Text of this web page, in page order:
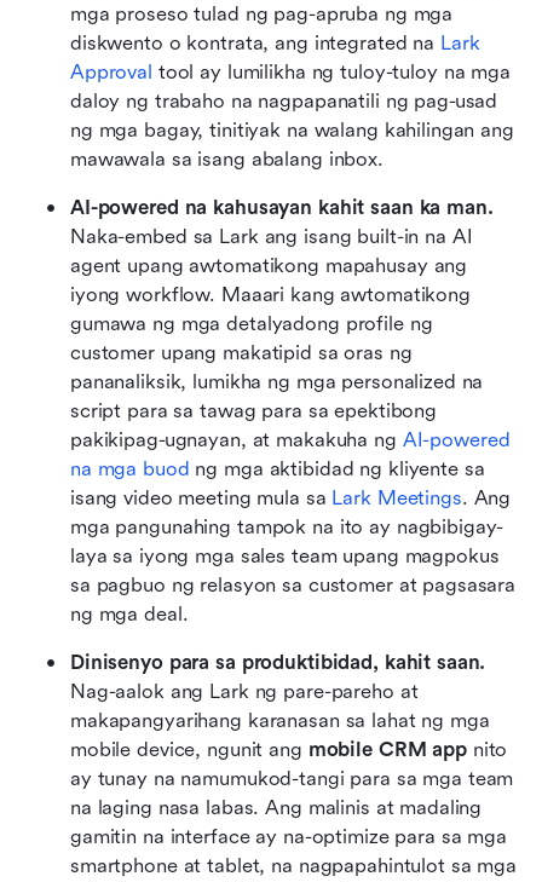
mga proseso tulad ng pag-apruba ng mga
diskwento o kontrata, ang integrated na Lark
Approval tool ay lumilikha ng tuloy-tuloy na mga
daloy ng trabaho na nagpapanatili ng pag-usad
ng mga bagay, tinitiyak na walang kahilingan ang
mawawala sa isang abalang inbox.
AI-powered na kahusayan kahit saan ka man.
Naka-embed sa Lark ang isang built-in na AI
agent upang awtomatikong mapahusay ang
iyong workflow. Maaari kang awtomatikong
gumawa ng mga detalyadong profile ng
customer upang makatipid sa oras ng
pananaliksik, lumikha ng mga personalized na
script para sa tawag para sa epektibong
pakikipag-ugnayan, at makakuha ng AI-powered
na mga buod ng mga aktibidad ng kliyente sa
isang video meeting mula sa Lark Meetings. Ang
mga pangunahing tampok na ito ay nagbibigay-
laya sa iyong mga sales team upang magpokus
sa pagbuo ng relasyon sa customer at pagsasara
ng mga deal.
Dinisenyo para sa produktibidad, kahit saan.
Nag-aalok ang Lark ng pare-pareho at
makapangyarihang karanasan sa lahat ng mga
mobile device, ngunit ang mobile CRM app nito
ay tunay na namumukod-tangi para sa mga team
na laging nasa labas. Ang malinis at madaling
gamitin na interface ay na-optimize para sa mga
smartphone at tablet, na nagpapahintulot sa mga